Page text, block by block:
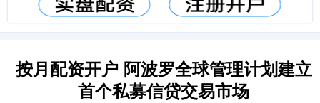
按月配资开户 阿波罗全球管理计划建立
首个私募信贷交易市场